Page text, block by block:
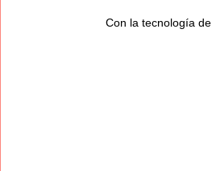
Con la tecnología de